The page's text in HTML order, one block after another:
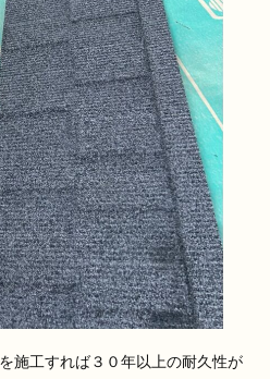
施工すれば３０年以上の耐久性が